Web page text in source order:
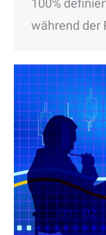
100%
während der